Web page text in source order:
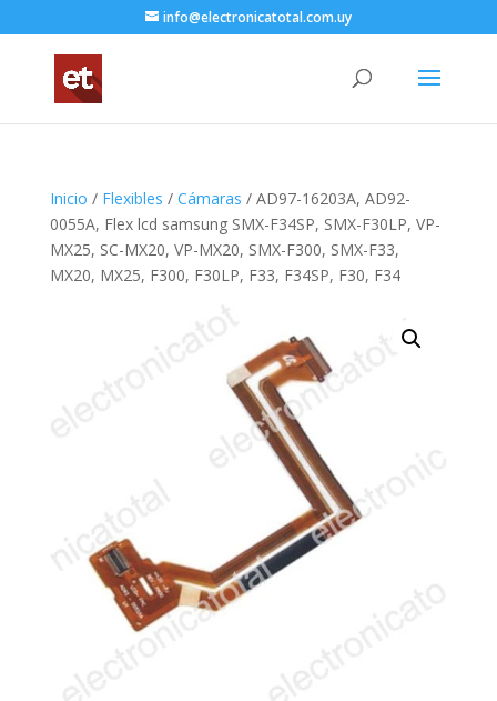
info@electronicatotal.com.uy
Inicio / Flexibles / Cámaras / AD97-16203A, AD92-
0055A, Flex lcd samsung SMX-F34SP, SMX-F30LP, VP-
MX25, SC-MX20, VP-MX20, SMX-F300, SMX-F33,
MX20, MX25, F300, F30LP, F33, F34SP, F30, F34